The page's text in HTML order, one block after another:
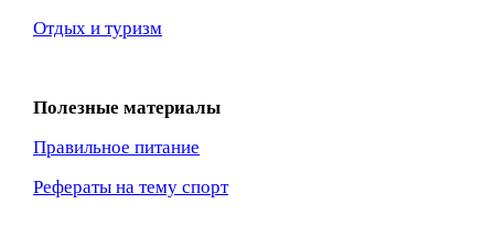
Отдых и туризм
Полезные материалы
Правильное питание
Рефераты на тему спорт